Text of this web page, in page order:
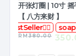
开张灯圈 | 10寸
【 八方来财 】
BestSeller👍🏻
RM380.00